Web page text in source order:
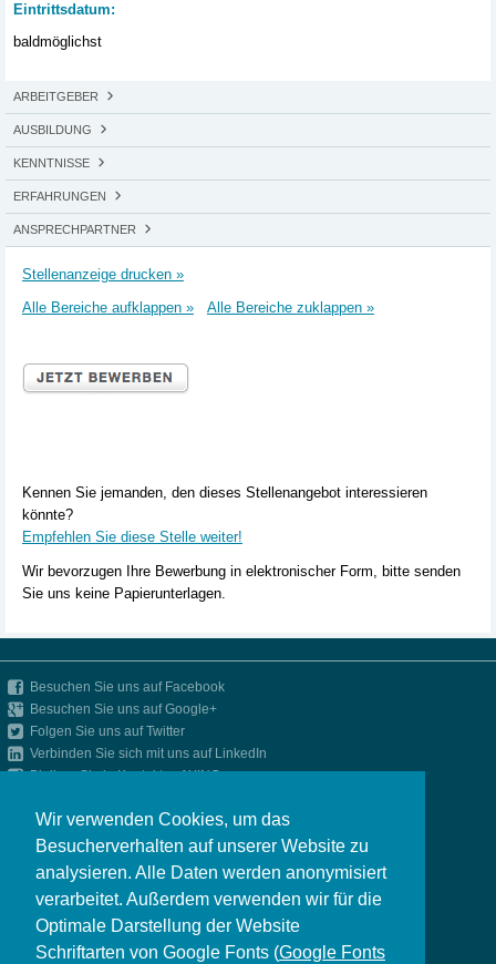
Wir verwenden Cookies, um das
Besucherverhalten auf unserer Website zu
analysieren. Alle Daten werden anonymisiert
verarbeitet. Außerdem verwenden wir für die
Optimale Darstellung der Website
Schriftarten von Google Fonts (Google Fonts
Eintrittsdatum:
baldmöglichst
ARBEITGEBER
AUSBILDUNG
KENNTNISSE
ERFAHRUNGEN
ANSPRECHPARTNER
Stellenanzeige drucken »
Alle Bereiche aufklappen » Alle Bereiche zuklappen »
Kennen Sie jemanden, den dieses Stellenangebot interessieren
könnte?
Empfehlen Sie diese Stelle weiter!
Wir bevorzugen Ihre Bewerbung in elektronischer Form, bitte senden
Sie uns keine Papierunterlagen.
Besuchen Sie uns auf Facebook
Besuchen Sie uns auf Google+
Folgen Sie uns auf Twitter
Verbinden Sie sich mit uns auf LinkedIn
Bleiben Sie in Kontakt auf XING
Datenschutz
Presse
CAREERS LOUNGE by PERIT Consulting
Seite drucken
PERIT Consulting GmbH & Co. KG